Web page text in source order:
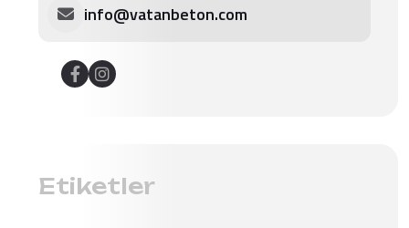
info@vatanbeton.com
Etiketler